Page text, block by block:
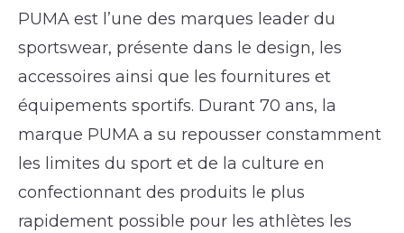
PUMA est l’une des marques leader du
sportswear, présente dans le design, les
accessoires ainsi que les fournitures et
équipements sportifs. Durant 70 ans, la
marque PUMA a su repousser constamment
les limites du sport et de la culture en
confectionnant des produits le plus
rapidement possible pour les athlètes les